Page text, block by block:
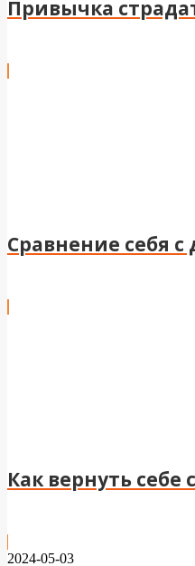
Привычка
Сравнение себя с
Как вернуть себе
2024-05-03